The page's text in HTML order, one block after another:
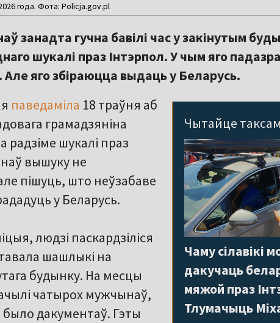
года. Фота: Policja.gov.pl
занадта гучна бавілі час у закінутым
шукалі праз Інтэрпол. У чым яго
яго збіраюцца выдаць у Беларусь.
Чытайце
Чаму сілавікі
дакучаць
мяжой праз
Тлумачыць
паведаміла 18 траўня аб
грамадзяніна
радзіме шукалі праз
вышуку не
пішуць, што неўзабаве
у Беларусь.
людзі паскардзіліся
шашлыкі на
будынку. На месцы
чатырох мужчынаў,
было дакументаў. Гэты